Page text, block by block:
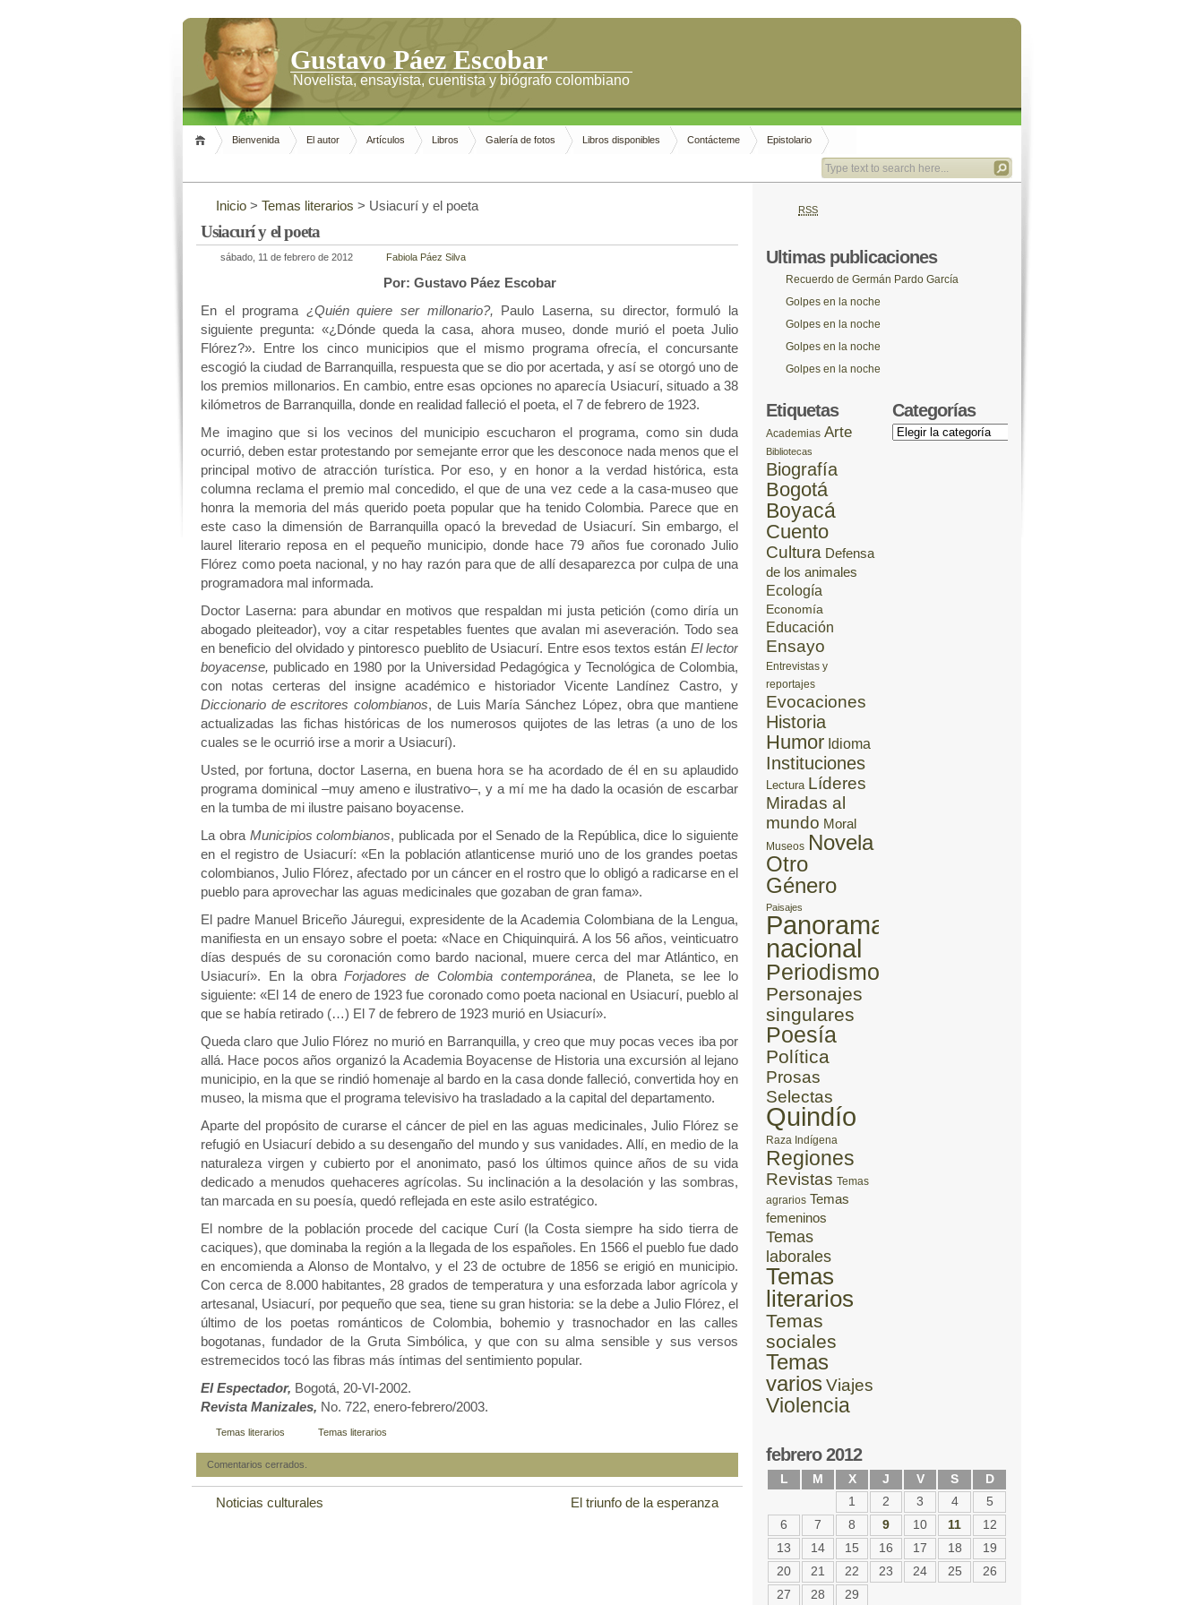
Gustavo Páez Escobar
Novelista, ensayista, cuentista y biógrafo colombiano
Bienvenida El autor Artículos Libros Galería de fotos Libros disponibles Contácteme Epistolario
Inicio > Temas literarios > Usiacurí y el poeta
Usiacurí y el poeta
sábado, 11 de febrero de 2012 Fabiola Páez Silva
Por: Gustavo Páez Escobar
En el programa ¿Quién quiere ser millonario?, Paulo Laserna, su director, formuló la
siguiente pregunta: «¿Dónde queda la casa, ahora museo, donde murió el poeta Julio
Flórez?». Entre los cinco municipios que el mismo programa ofrecía, el concursante
escogió la ciudad de Barranquilla, respuesta que se dio por acertada, y así se otorgó uno de
los premios millonarios. En cambio, entre esas opciones no aparecía Usiacurí, situado a 38
kilómetros de Barranquilla, donde en realidad falleció el poeta, el 7 de febrero de 1923.
Me imagino que si los vecinos del municipio escucharon el programa, como sin duda
ocurrió, deben estar protestando por semejante error que les desconoce nada menos que el
principal motivo de atracción turística. Por eso, y en honor a la verdad histórica, esta
columna reclama el premio mal concedido, el que de una vez cede a la casa-museo que
honra la memoria del más querido poeta popular que ha tenido Colombia. Parece que en
este caso la dimensión de Barranquilla opacó la brevedad de Usiacurí. Sin embargo, el
laurel literario reposa en el pequeño municipio, donde hace 79 años fue coronado Julio
Flórez como poeta nacional, y no hay razón para que de allí desaparezca por culpa de una
programadora mal informada.
Doctor Laserna: para abundar en motivos que respaldan mi justa petición (como diría un
abogado pleiteador), voy a citar respetables fuentes que avalan mi aseveración. Todo sea
en beneficio del olvidado y pintoresco pueblito de Usiacurí. Entre esos textos están El lector
boyacense, publicado en 1980 por la Universidad Pedagógica y Tecnológica de Colombia,
con notas certeras del insigne académico e historiador Vicente Landínez Castro, y
Diccionario de escritores colombianos, de Luis María Sánchez López, obra que mantiene
actualizadas las fichas históricas de los numerosos quijotes de las letras (a uno de los
cuales se le ocurrió irse a morir a Usiacurí).
Usted, por fortuna, doctor Laserna, en buena hora se ha acordado de él en su aplaudido
programa dominical –muy ameno e ilustrativo–, y a mí me ha dado la ocasión de escarbar
en la tumba de mi ilustre paisano boyacense.
La obra Municipios colombianos, publicada por el Senado de la República, dice lo siguiente
en el registro de Usiacurí: «En la población atlanticense murió uno de los grandes poetas
colombianos, Julio Flórez, afectado por un cáncer en el rostro que lo obligó a radicarse en el
pueblo para aprovechar las aguas medicinales que gozaban de gran fama».
El padre Manuel Briceño Jáuregui, expresidente de la Academia Colombiana de la Lengua,
manifiesta en un ensayo sobre el poeta: «Nace en Chiquinquirá. A los 56 años, veinticuatro
días después de su coronación como bardo nacional, muere cerca del mar Atlántico, en
Usiacurí». En la obraForjadores de Colombia contemporánea, de Planeta, se lee lo
siguiente: «El 14 de enero de 1923 fue coronado como poeta nacional en Usiacurí, pueblo al
que se había retirado (…) El 7 de febrero de 1923 murió en Usiacurí».
Queda claro que Julio Flórez no murió en Barranquilla, y creo que muy pocas veces iba por
allá. Hace pocos años organizó la Academia Boyacense de Historia una excursión al lejano
municipio, en la que se rindió homenaje al bardo en la casa donde falleció, convertida hoy en
museo, la misma que el programa televisivo ha trasladado a la capital del departamento.
Aparte del propósito de curarse el cáncer de piel en las aguas medicinales, Julio Flórez se
refugió en Usiacurí debido a su desengaño del mundo y sus vanidades. Allí, en medio de la
naturaleza virgen y cubierto por el anonimato, pasó los últimos quince años de su vida
dedicado a menudos quehaceres agrícolas. Su inclinación a la desolación y las sombras,
tan marcada en su poesía, quedó reflejada en este asilo estratégico.
El nombre de la población procede del cacique Curí (la Costa siempre ha sido tierra de
caciques), que dominaba la región a la llegada de los españoles. En 1566 el pueblo fue dado
en encomienda a Alonso de Montalvo, y el 23 de octubre de 1856 se erigió en municipio.
Con cerca de 8.000 habitantes, 28 grados de temperatura y una esforzada labor agrícola y
artesanal, Usiacurí, por pequeño que sea, tiene su gran historia: se la debe a Julio Flórez, el
último de los poetas románticos de Colombia, bohemio y trasnochador en las calles
bogotanas, fundador de la Gruta Simbólica, y que con su alma sensible y sus versos
estremecidos tocó las fibras más íntimas del sentimiento popular.
El Espectador, Bogotá, 20-VI-2002.
Revista Manizales, No. 722, enero-febrero/2003.
Temas literarios Temas literarios
Comentarios cerrados.
Noticias culturales El triunfo de la esperanza
RSS
Ultimas publicaciones
Recuerdo de Germán Pardo García
Golpes en la noche
Golpes en la noche
Golpes en la noche
Golpes en la noche
Categorías
Categorías
Etiquetas
Academias Arte
Bibliotecas
Biografía
Bogotá
Boyacá
Cuento
Cultura Defensa
de los animales
Ecología
Economía
Educación
Ensayo
Entrevistas y
reportajes
Evocaciones
Historia
Humor Idioma
Instituciones
Lectura Líderes
Miradas al
mundo Moral
Museos Novela
Otro
Género
Paisajes
Panorama
nacional
Periodismo
Personajes
singulares
Poesía
Política
Prosas
Selectas
Quindío
Raza Indígena
Regiones
Revistas Temas
agrarios Temas
femeninos
Temas
laborales
Temas
literarios
Temas
sociales
Temas
varios Viajes
Violencia
febrero 2012
L M X J V S
D
1
2 3 4
5
6
7 8 9 10 11
12
13
14 15 16 17 18
19
20
21 22 23 24 25
26
27
28 29